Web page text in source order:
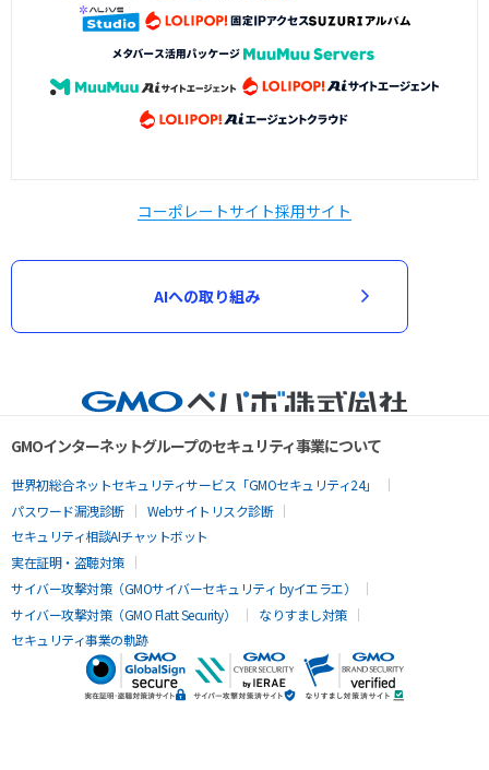
コーポレートサイト採用サイト
AIへの取り組み
GMOインターネットグループのセキュリティ事業について
世界初総合ネットセキュリティサービス「GMOセキュリティ24」
パスワード漏洩診断
Webサイトリスク診断
セキュリティ相談AIチャットボット
実在証明・盗聴対策
サイバー攻撃対策（GMOサイバーセキュリティ byイエラエ）
サイバー攻撃対策（GMO Flatt Security）
なりすまし対策
セキュリティ事業の軌跡